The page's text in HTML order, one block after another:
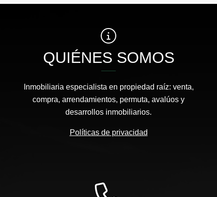
QUIÉNES SOMOS
Inmobiliaria especialista en propiedad raíz: venta,
compra, arrendamientos, permuta, avalúos y
desarrollos inmobiliarios.
Políticas de privacidad